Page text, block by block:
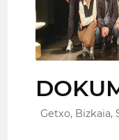
Getxo, Bizkaia,